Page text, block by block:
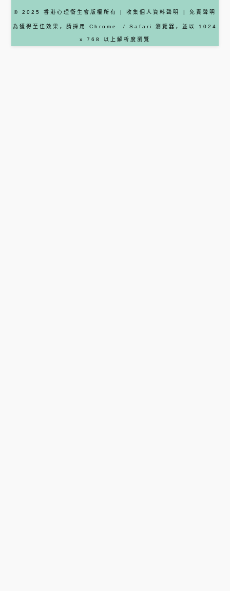
© 2025 香港心理衞生會版權所有 | 收集個人資料聲明 | 免責聲明
為獲得至佳效果，請採用 Chrome / Safari 瀏覽器 ，並以 1024
x 768 以上解析度瀏覽